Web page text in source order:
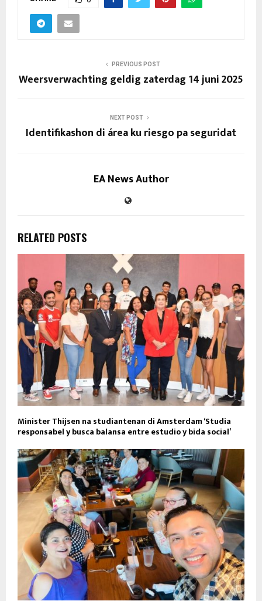
PREVIOUS POST
Weersverwachting geldig zaterdag 14 juni 2025
NEXT POST
Identifikashon di área ku riesgo pa seguridat
EA News Author
RELATED POSTS
Minister Thijsen na studiantenan di Amsterdam ‘Studia
responsabel y busca balansa entre estudio y bida social’